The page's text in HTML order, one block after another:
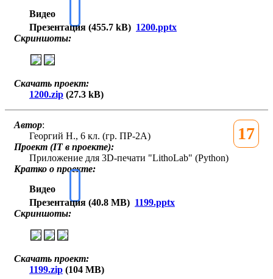
Видео
Презентация (455.7 kB) 1200.pptx
Скриншоты:
Скачать проект:
1200.zip (27.3 kB)
17
Автор:
Георгий Н., 6 кл. (гр. ПР-2А)
Проект (IT в проекте):
Приложение для 3D-печати "LithoLab" (Python)
Кратко о проекте:
Видео
Презентация (40.8 MB) 1199.pptx
Скриншоты:
Скачать проект:
1199.zip (104 MB)